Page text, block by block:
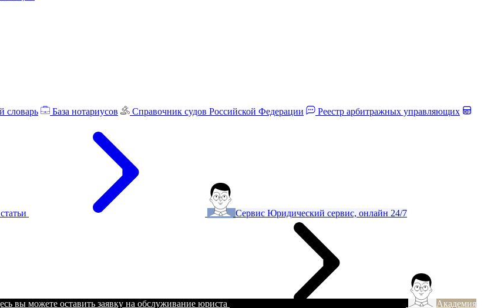
словарь База нотариусов Справочник судов Российской Федерации
Реестр арбитражных управляющих
Сервис Юридический сервис, онлайн 24/7
вы можете оставить заявку на обслуживание юриста Академия